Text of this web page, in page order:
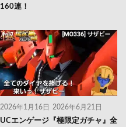
160連！
2026年1月16日 2026年6月21日
UCエンゲージ『極限定ガチャ』全